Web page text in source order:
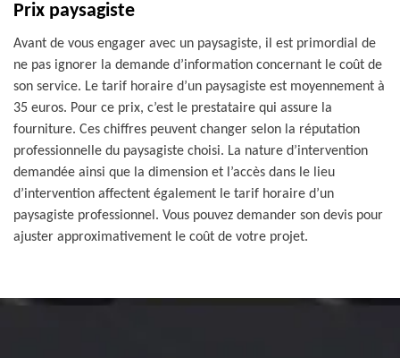
Prix paysagiste
Avant de vous engager avec un paysagiste, il est primordial de
ne pas ignorer la demande d’information concernant le coût de
son service. Le tarif horaire d’un paysagiste est moyennement à
35 euros. Pour ce prix, c’est le prestataire qui assure la
fourniture. Ces chiffres peuvent changer selon la réputation
professionnelle du paysagiste choisi. La nature d’intervention
demandée ainsi que la dimension et l’accès dans le lieu
d’intervention affectent également le tarif horaire d’un
paysagiste professionnel. Vous pouvez demander son devis pour
ajuster approximativement le coût de votre projet.